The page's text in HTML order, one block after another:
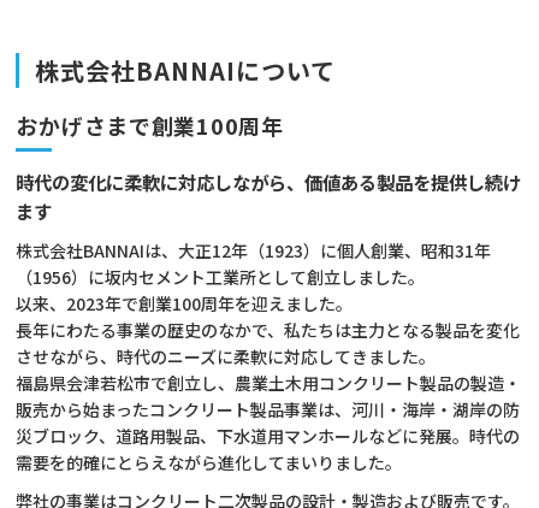
株式会社BANNAIについて
おかげさまで創業100周年
時代の変化に柔軟に対応しながら、価値ある製品を提供し続け
ます
株式会社BANNAIは、大正12年（1923）に個人創業、昭和31年
（1956）に坂内セメント工業所として創立しました。
以来、2023年で創業100周年を迎えました。
長年にわたる事業の歴史のなかで、私たちは主力となる製品を変化
させながら、時代のニーズに柔軟に対応してきました。
福島県会津若松市で創立し、農業土木用コンクリート製品の製造・
販売から始まったコンクリート製品事業は、河川・海岸・湖岸の防
災ブロック、 道路用製品、下水道用マンホールなどに発展。時代の
需要を的確にとらえながら進化してまいりました。
弊社の事業はコンクリート二次製品の設計・製造および販売です。